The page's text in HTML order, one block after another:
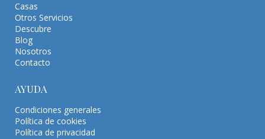
Casas
Otros Servicios
Descubre
Blog
Nosotros
Contacto
AYUDA
Condiciones generales
Política de cookies
Política de privacidad